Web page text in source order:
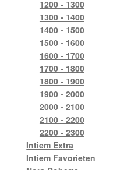
1200 - 1300
1300 - 1400
1400 - 1500
1500 - 1600
1600 - 1700
1700 - 1800
1800 - 1900
1900 - 2000
2000 - 2100
2100 - 2200
2200 - 2300
Intiem Extra
Intiem Favorieten